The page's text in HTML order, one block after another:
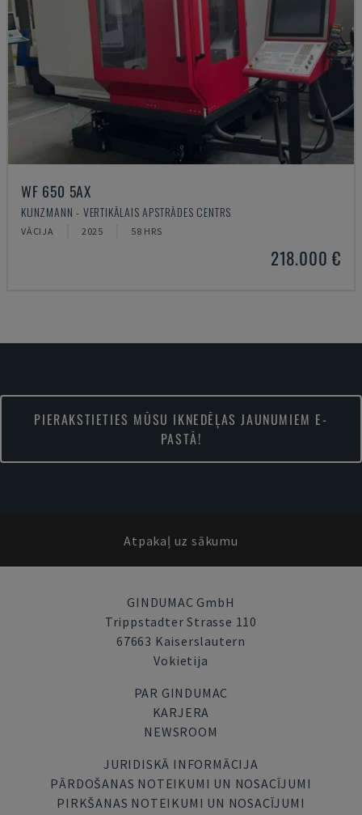
WF 650 5AX
KUNZMANN - VERTIKĀLAIS APSTRĀDES CENTRS
VĀCIJA 2025 58 HRS
218.000 €
PIERAKSTIETIES MŪSU IKNEDĒĻAS JAUNUMIEM E-
PASTĀ!
Atpakaļ uz sākumu
GINDUMAC GmbH
Trippstadter Strasse 110
67663 Kaiserslautern
Vokietija
PAR GINDUMAC
KARJERA
NEWSROOM
JURIDISKĀ INFORMĀCIJA
PĀRDOŠANAS NOTEIKUMI UN NOSACĪJUMI
PIRKŠANAS NOTEIKUMI UN NOSACĪJUMI